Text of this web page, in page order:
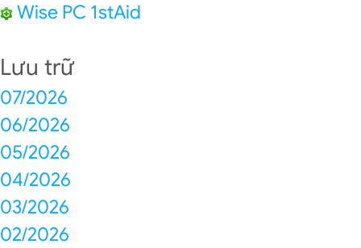
Wise PC 1stAid
Lưu trữ
07/2026
06/2026
05/2026
04/2026
03/2026
02/2026